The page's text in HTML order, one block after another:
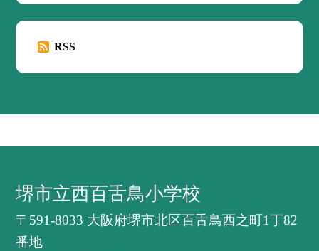
RSS
堺市立西百舌鳥小学校
〒591-8033 大阪府堺市北区百舌鳥西之町1丁82
番地